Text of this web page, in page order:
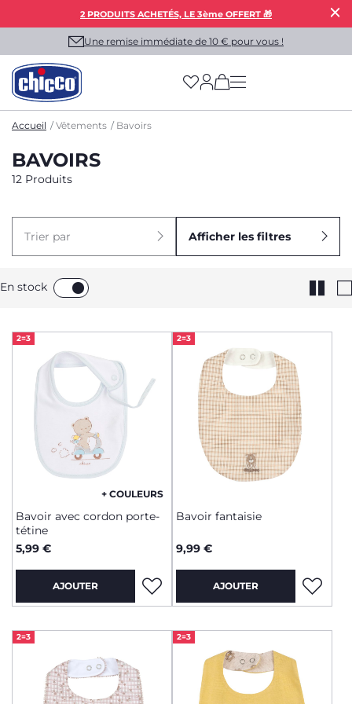
2 PRODUITS ACHETÉS, LE 3ème OFFERT 🎁
Une remise immédiate de 10 € pour vous !
(has more options
Accueil Vêtements Bavoirs
BAVOIRS
12 Produits
Trier par Afficher les filtres
En stock
2=3
+ COULEURS
Bavoir avec cordon porte-
tétine
5,99 €
AJOUTER
2=3
Bavoir fantaisie
9,99 €
AJOUTER
2=3 2=3